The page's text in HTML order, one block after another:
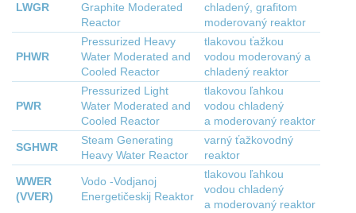
LWGR
Graphite Moderated
Reactor
chladený, grafitom
moderovaný reaktor
PHWR
Pressurized Heavy
Water Moderated and
Cooled Reactor
tlakovou ťažkou
vodou moderovaný a
chladený reaktor
PWR
Pressurized Light
Water Moderated and
Cooled Reactor
tlakovou ľahkou
vodou chladený
a moderovaný reaktor
SGHWR
Steam Generating
Heavy Water Reactor
varný ťažkovodný
reaktor
WWER
(VVER)
Vodo -Vodjanoj
Energetičeskij Reaktor
tlakovou ľahkou
vodou chladený
a moderovaný reaktor